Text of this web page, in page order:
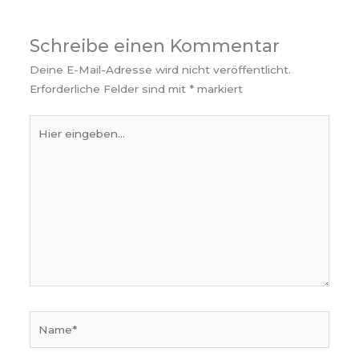
Schreibe einen Kommentar
Deine E-Mail-Adresse wird nicht veröffentlicht.
Erforderliche Felder sind mit *markiert
eingeben…